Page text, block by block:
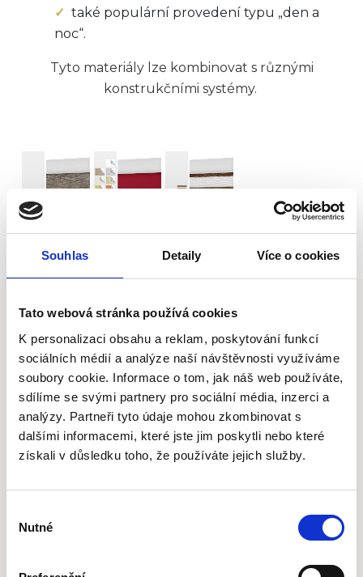
Souhlas Detaily Více o cookies
Tato webová stránka používá cookies
K personalizaci obsahu a reklam, poskytování funkcí
sociálních médií a analýze naší návštěvnosti využíváme
soubory cookie. Informace o tom, jak náš web používáte,
sdílíme se svými partnery pro sociální média, inzerci a
analýzy. Partneři tyto údaje mohou zkombinovat s
dalšími informacemi, které jste jim poskytli nebo které
získali v důsledku toho, že používáte jejich služby.
souhlasu
Nutné
také populární provedení typu „den a
noc“.
Tyto materiály lze kombinovat s různými
konstrukčními systémy.
Kontaktujte nás
Rádi vám poradíme a připravíme nezávaznou
nabídku na míru